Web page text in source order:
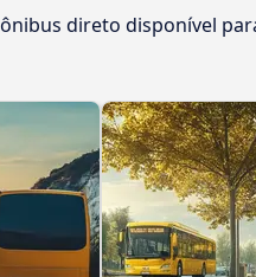
direto disponível